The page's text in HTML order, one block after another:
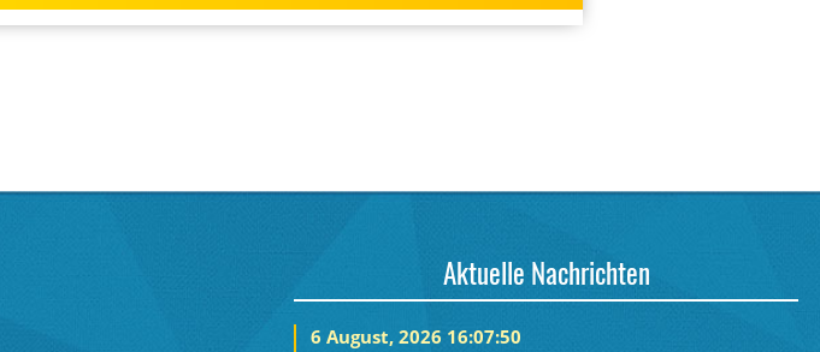
Aktuelle Nachrichten
6 August, 2026 16:07:50